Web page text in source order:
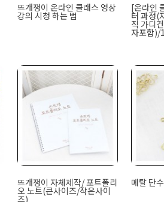
뜨개쟁이 온라인 클래스 영상
강의 시청 하는 법
[온라인
터 과정(
직 가디
자포함)/
뜨개쟁이 자체제작/ 포트폴리
오 노트(큰사이즈/작은사이
즈)
메탈 단